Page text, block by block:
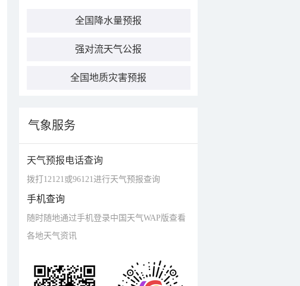
全国降水量预报
强对流天气公报
全国地质灾害预报
气象服务
天气预报电话查询
拨打12121或96121进行天气预报查询
手机查询
随时随地通过手机登录中国天气WAP版查看
各地天气资讯